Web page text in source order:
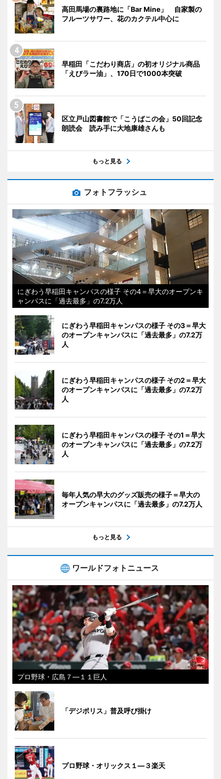
高田馬場の裏路地に「Bar Mine」 自家製の
フルーツサワー、花のカクテル中心に
早稲田「こだわり商店」の初オリジナル商品
「えびラー油」、170日で1000本突破
区立戸山図書館で「こうばこの会」50回記念
朗読会 読み手に大地康雄さんも
もっと見る
フォトフラッシュ
にぎわう早稲田キャンパスの様子 その4＝早大のオープンキ
ャンパスに「過去最多」の7.2万人
にぎわう早稲田キャンパスの様子 その3＝早大
のオープンキャンパスに「過去最多」の7.2万
人
にぎわう早稲田キャンパスの様子 その2＝早大
のオープンキャンパスに「過去最多」の7.2万
人
にぎわう早稲田キャンパスの様子 その1＝早大
のオープンキャンパスに「過去最多」の7.2万
人
毎年人気の早大のグッズ販売の様子＝早大の
オープンキャンパスに「過去最多」の7.2万人
もっと見る
ワールドフォトニュース
プロ野球・広島７―１１巨人
「デジポリス」普及呼び掛け
プロ野球・オリックス１―３楽天